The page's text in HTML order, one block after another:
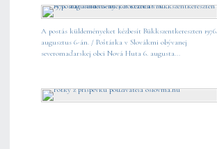
A postás küldeményeket kézbesít Bükkszentkereszten 1976.
augusztus 6-án. / Poštárka v Slovákmi obývanej
severomaďarskej obci Nová Huta 6. augusta...